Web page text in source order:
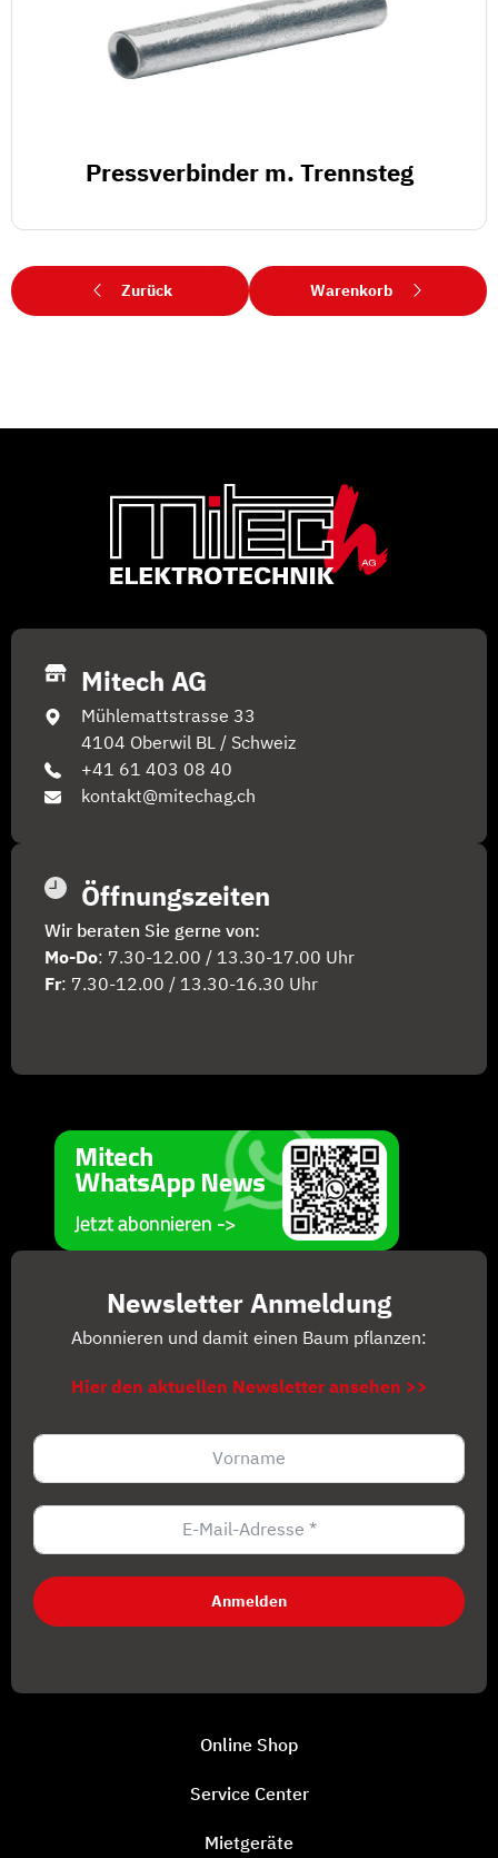
Pressverbinder m. Trennsteg
Zurück Warenkorb
Mitech AG
Mühlemattstrasse 33
4104 Oberwil BL / Schweiz
+41 61 403 08 40
kontakt@mitechag.ch
Öffnungszeiten
Wir beraten Sie gerne von:
Mo-Do: 7.30-12.00 / 13.30-17.00 Uhr
Fr: 7.30-12.00 / 13.30-16.30 Uhr
Newsletter Anmeldung
Abonnieren und damit einen Baum pflanzen:
Hier den aktuellen Newsletter ansehen >>
Anmelden
Online Shop
Service Center
Mietgeräte